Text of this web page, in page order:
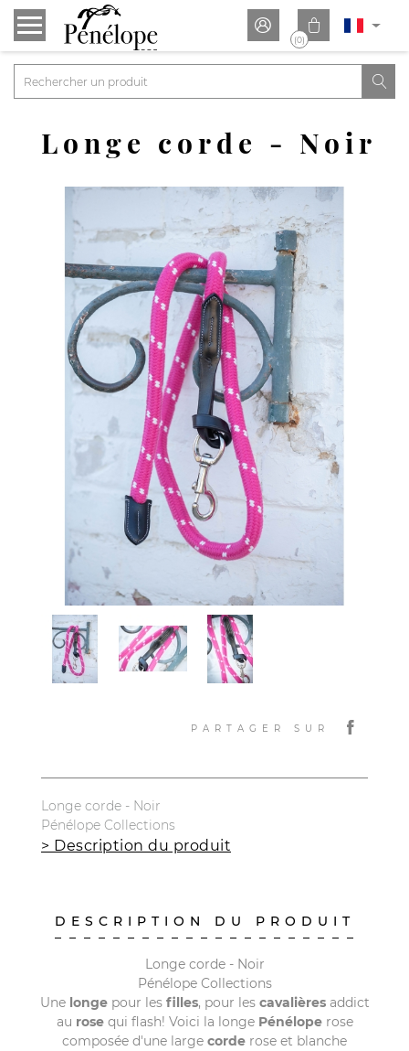
 
(0)

PARTAGER SUR
Longe corde - Noir
Longe corde - Noir
Pénélope Collections
> Description du produit
DESCRIPTION DU PRODUIT
Longe corde - Noir
Pénélope Collections
Une longepour les filles, pour les cavalièresaddict
au rosequi flash! Voici la longe Pénéloperose
composée d'une large corde rose et blanche